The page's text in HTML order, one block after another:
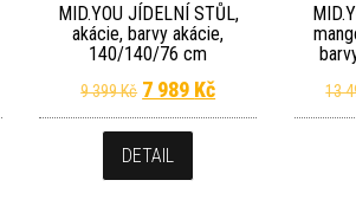
byla: 10 999 Kč.
cena je: 8 139 Kč.
MID.YOU JÍDELNÍ STŮL,
akácie, barvy akácie,
140/140/76 cm
9 399Kč Původní cena byla: 9 399
7 989 KčAktuální cena
DETAIL
13